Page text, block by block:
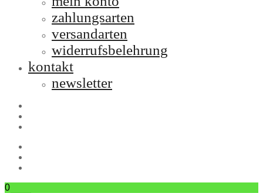
zahlungsarten
versandarten
widerrufsbelehrung
kontakt
newsletter
0